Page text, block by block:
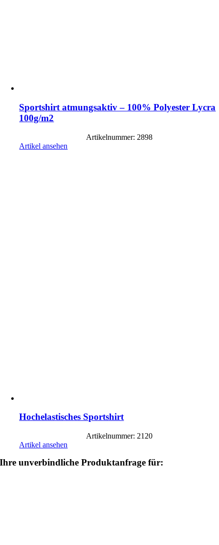
Sportshirt atmungsaktiv – 100% Polyester Lycra
100g/m2
Artikelnummer: 2898
Artikel ansehen
Hochelastisches Sportshirt
Artikelnummer: 2120
Artikel ansehen
Ihre unverbindliche Produktanfrage für: